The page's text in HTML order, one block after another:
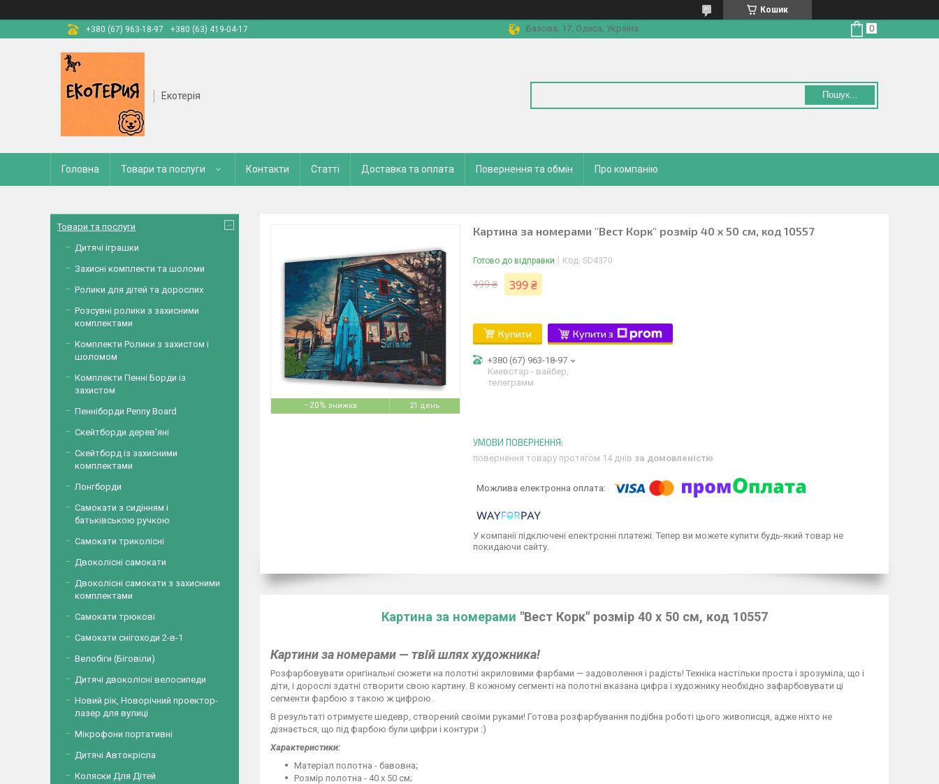
Кошик
+380 (67) 963-18-97
+380 (63) 419-04-17 Базова, 17, Одеса, Україна
Екотерія Пошук...
Головна Товари та послуги Контакти Статті Доставка та оплата Повернення та обмін Про компанію
–20% 21 день
Картина за номерами "Вест Корк" розмір 40 х 50 см, код 10557
Готово до відправки Код: SD4370
499 ₴ 399 ₴
Купити Купити з
+380 (67) 963-18-97
Киевстар - вайбер,
телеграмм
повернення товару протягом 14 днів за домовленістю
У компанії підключені електронні платежі. Тепер ви можете купити будь-який товар не
покидаючи сайту.
Картина за номерами "Вест Корк" розмір 40 х 50 см, код 10557
Картини за номерами — твій шлях художника!
Розфарбовувати оригінальні сюжети на полотні акриловими фарбами — задоволення і радість! Техніка настільки проста і зрозуміла, що і
діти, і дорослі здатні створити свою картину. В кожному сегменті на полотні вказана цифра і художнику необхідно зафарбовувати ці
сегменти фарбою з такою ж цифрою.
В результаті отримуєте шедевр, створений своїми руками! Готова розфарбування подібна роботі цього живописця, адже ніхто не
дізнається, що під фарбою були цифри і контури :)
Характеристики:
Матеріал полотна - бавовна;
Розмір полотна - 40 х 50 см;
Товари та послуги
Дитячі іграшки
Захисні комплекти та шоломи
Ролики для дітей та дорослих
Розсувні ролики з захисними
комплектами
Комплекти Ролики з захистом і
шоломом
Комплекти Пенні Борди із
захистом
Пенніборди Penny Board
Скейтборди дерев'яні
Скейтборд із захисними
комплектами
Лонгборди
Самокати з сидінням і
батьківською ручкою
Самокати триколісні
Двоколісні самокати
Двоколісні самокати з захисними
комплектами
Самокати трюкові
Самокати снігоходи 2-в-1
Велобіги (Біговіли)
Дитячі двоколісні велосипеди
Новий рік, Новорічний проектор-
лазер для вулиці
Мікрофони портативні
Дитячі Автокрісла
Коляски Для Дітей